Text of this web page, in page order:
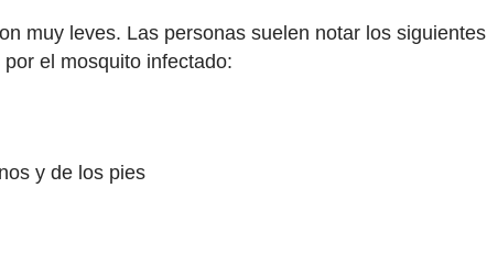
muy leves. Las personas suelen notar los siguientes
el mosquito infectado:
y de los pies